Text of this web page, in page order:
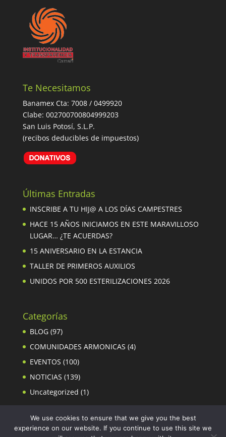
Te Necesitamos
Banamex Cta: 7008 / 0499920
Clabe: 002700700804999203
San Luis Potosí, S.L.P.
(recibos deducibles de impuestos)
Últimas Entradas
INSCRIBE A TU HIJ@ A LOS DÍAS CAMPESTRES
HACE 15 AÑOS INICIAMOS EN ESTE MARAVILLOSO
LUGAR… ¿TE ACUERDAS?
15 ANIVERSARIO EN LA ESTANCIA
TALLER DE PRIMEROS AUXILIOS
UNIDOS POR 500 ESTERILIZACIONES 2026
Categorías
BLOG(97)
COMUNIDADES ARMONICAS (4)
EVENTOS (100)
NOTICIAS (139)
Uncategorized (1)
We use cookies to ensure that we give you the best
experience on our website. If you continue to use this site we